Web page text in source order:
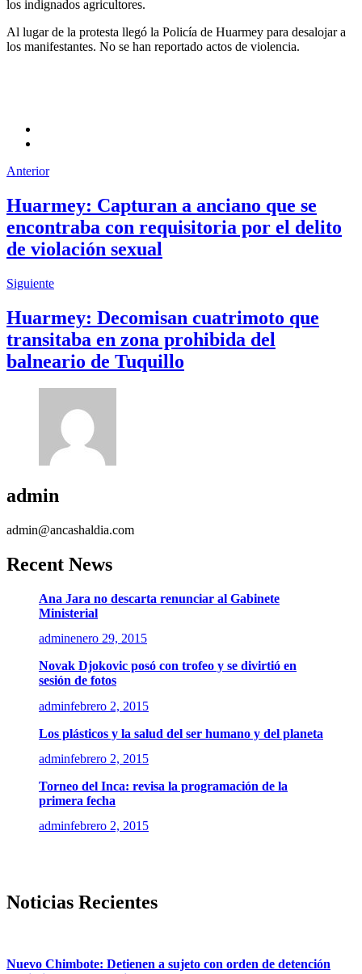
los indignados agricultores.
Al lugar de la protesta llegó la Policía de Huarmey para desalojar a
los manifestantes. No se han reportado actos de violencia.
Anterior
Huarmey: Capturan a anciano que se
encontraba con requisitoria por el delito
de violación sexual
Siguiente
Huarmey: Decomisan cuatrimoto que
transitaba en zona prohibida del
balneario de Tuquillo
admin
admin@ancashaldia.com
Recent News
Ana Jara no descarta renunciar al Gabinete
Ministerial
adminenero 29, 2015
Novak Djokovic posó con trofeo y se divirtió en
sesión de fotos
adminfebrero 2, 2015
Los plásticos y la salud del ser humano y del planeta
adminfebrero 2, 2015
Torneo del Inca: revisa la programación de la
primera fecha
adminfebrero 2, 2015
Noticias Recientes
Nuevo Chimbote: Detienen a sujeto con orden de detención